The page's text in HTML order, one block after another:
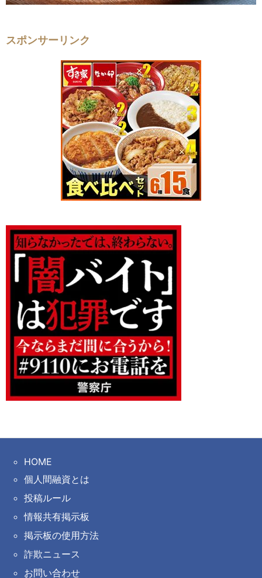
スポンサーリンク
HOME
個人間融資とは
投稿ルール
情報共有掲示板
掲示板の使用方法
詐欺ニュース
お問い合わせ